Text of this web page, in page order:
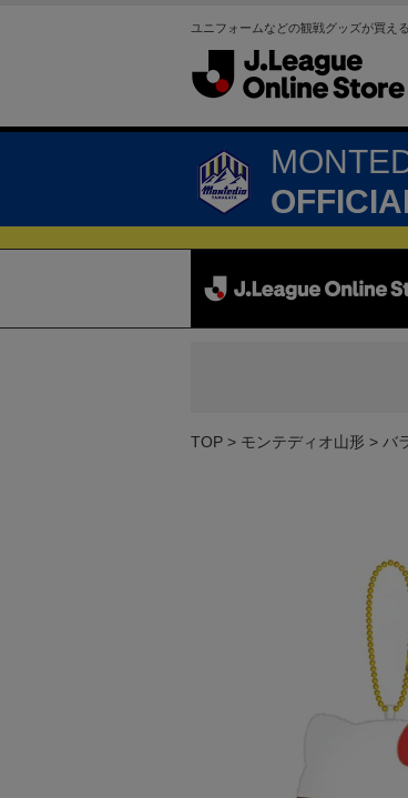
ユニフォームなどの観戦グッズが買え
TOP モンテディオ山形 バ